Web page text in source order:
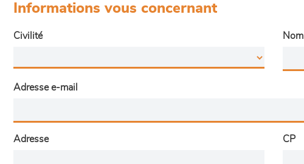
Informations vous concernant
Civilité Nom
Adresse e-mail
Adresse CP